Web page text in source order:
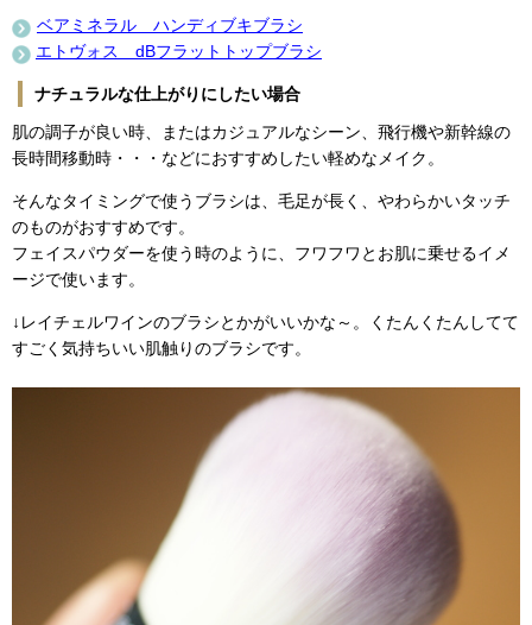
ベアミネラル ハンディブキブラシ
エトヴォス dBフラットトップブラシ
ナチュラルな仕上がりにしたい場合
肌の調子が良い時、またはカジュアルなシーン、飛行機や新幹線の
長時間移動時・・・などにおすすめしたい軽めなメイク。
そんなタイミングで使うブラシは、毛足が長く、やわらかいタッチ
のものがおすすめです。
フェイスパウダーを使う時のように、フワフワとお肌に乗せるイメ
ージで使います。
↓レイチェルワインのブラシとかがいいかな～。くたんくたんしてて
すごく気持ちいい肌触りのブラシです。